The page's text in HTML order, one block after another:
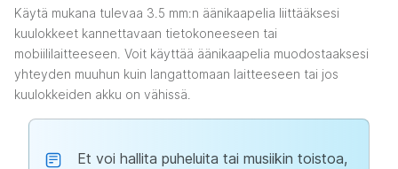
Käytä mukana tulevaa 3.5 mm:n äänikaapelia liittääksesi
kuulokkeet kannettavaan tietokoneeseen tai
mobiililaitteeseen. Voit käyttää äänikaapelia muodostaaksesi
yhteyden muuhun kuin langattomaan laitteeseen tai jos
kuulokkeiden akku on vähissä.
Et voi hallita puheluita tai musiikin toistoa,